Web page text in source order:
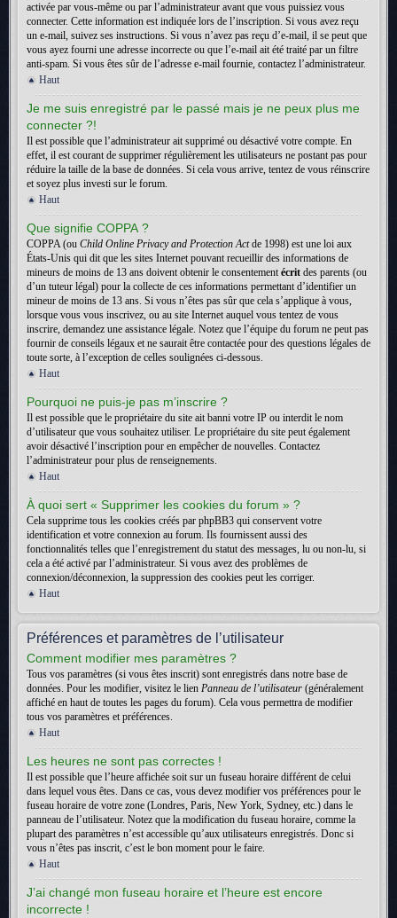
activée par vous-même ou par l’administrateur avant que vous puissiez vous
connecter. Cette information est indiquée lors de l’inscription. Si vous avez reçu
un e-mail, suivez ses instructions. Si vous n’avez pas reçu d’e-mail, il se peut que
vous ayez fourni une adresse incorrecte ou que l’e-mail ait été traité par un filtre
anti-spam. Si vous êtes sûr de l’adresse e-mail fournie, contactez l’administrateur.
Haut
Je me suis enregistré par le passé mais je ne peux plus me
connecter ?!
Il est possible que l’administrateur ait supprimé ou désactivé votre compte. En
effet, il est courant de supprimer régulièrement les utilisateurs ne postant pas pour
réduire la taille de la base de données. Si cela vous arrive, tentez de vous réinscrire
et soyez plus investi sur le forum.
Haut
Que signifie COPPA ?
COPPA (ou Child Online Privacy and Protection Actde 1998) est une loi aux
États-Unis qui dit que les sites Internet pouvant recueillir des informations de
mineurs de moins de 13 ans doivent obtenir le consentementécrit des parents (ou
d’un tuteur légal) pour la collecte de ces informations permettant d’identifier un
mineur de moins de 13 ans. Si vous n’êtes pas sûr que cela s’applique à vous,
lorsque vous vous inscrivez, ou au site Internet auquel vous tentez de vous
inscrire, demandez une assistance légale. Notez que l’équipe du forum ne peut pas
fournir de conseils légaux et ne saurait être contactée pour des questions légales de
toute sorte, à l’exception de celles soulignées ci-dessous.
Haut
Pourquoi ne puis-je pas m’inscrire ?
Il est possible que le propriétaire du site ait banni votre IP ou interdit le nom
d’utilisateur que vous souhaitez utiliser. Le propriétaire du site peut également
avoir désactivé l’inscription pour en empêcher de nouvelles. Contactez
l’administrateur pour plus de renseignements.
Haut
À quoi sert « Supprimer les cookies du forum » ?
Cela supprime tous les cookies créés par phpBB3 qui conservent votre
identification et votre connexion au forum. Ils fournissent aussi des
fonctionnalités telles que l’enregistrement du statut des messages, lu ou non-lu, si
cela a été activé par l’administrateur. Si vous avez des problèmes de
connexion/déconnexion, la suppression des cookies peut les corriger.
Haut
Préférences et paramètres de l’utilisateur
Comment modifier mes paramètres ?
Tous vos paramètres (si vous êtes inscrit) sont enregistrés dans notre base de
données. Pour les modifier, visitez le lien Panneau de l’utilisateur (généralement
affiché en haut de toutes les pages du forum). Cela vous permettra de modifier
tous vos paramètres et préférences.
Haut
Les heures ne sont pas correctes !
Il est possible que l’heure affichée soit sur un fuseau horaire différent de celui
dans lequel vous êtes. Dans ce cas, vous devez modifier vos préférences pour le
fuseau horaire de votre zone (Londres, Paris, New York, Sydney, etc.) dans le
panneau de l’utilisateur. Notez que la modification du fuseau horaire, comme la
plupart des paramètres n’est accessible qu’aux utilisateurs enregistrés. Donc si
vous n’êtes pas inscrit, c’est le bon moment pour le faire.
Haut
J’ai changé mon fuseau horaire et l’heure est encore
incorrecte !